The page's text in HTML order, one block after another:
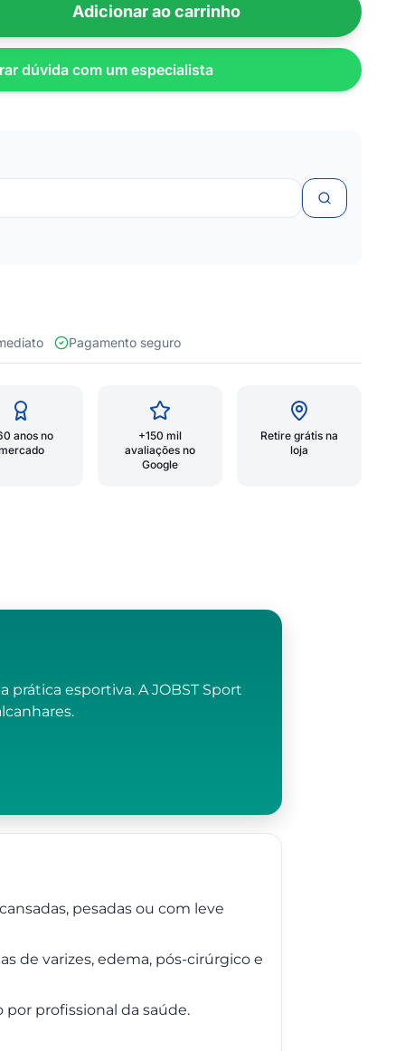
Adicionar ao carrinho
dúvida com um especialista
Pagamento seguro
anos no
+150 mil
avaliações no
Google
Retire grátis na
loja
esportiva. A JOBST Sport
pesadas ou com leve
de varizes, edema, pós-cirúrgico e
profissional da saúde.